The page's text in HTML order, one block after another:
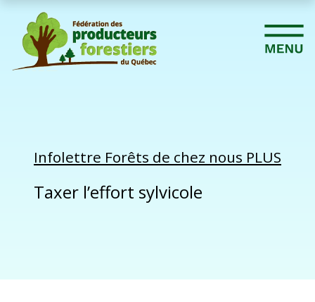
Infolettre Forêts de chez nous PLUS
Taxer l’effort sylvicole